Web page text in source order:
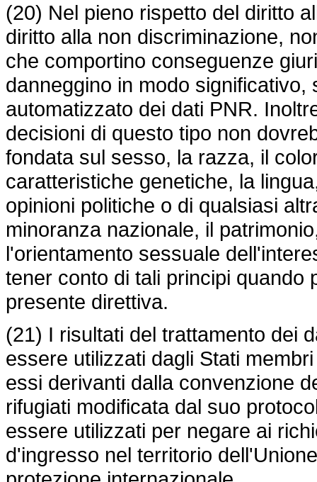
(20) Nel pieno rispetto del diritto
diritto alla non discriminazione,
che comportino conseguenze
danneggino in modo
automatizzato dei dati PNR.
decisioni di questo tipo non
fondata sul sesso, la razza, il
caratteristiche genetiche, la
opinioni politiche o di qualsiasi
minoranza nazionale, il
l'orientamento sessuale
tener conto di tali principi quando
presente direttiva.
(21) I risultati del trattamento dei
essere utilizzati dagli Stati
essi derivanti dalla convenzione
rifugiati modificata dal suo
essere utilizzati per negare ai
d'ingresso nel territorio